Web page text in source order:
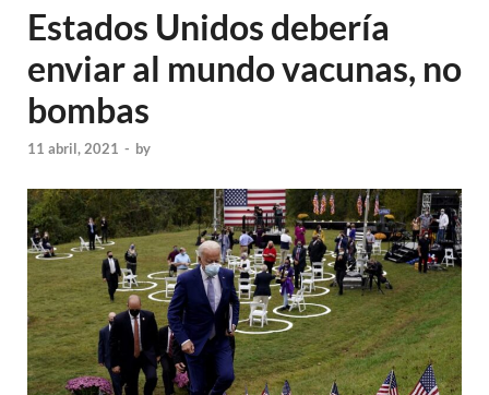
Estados Unidos debería
enviar al mundo vacunas, no
bombas
11 abril, 2021 - by